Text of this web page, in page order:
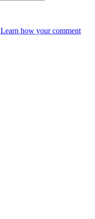
Learn how your comment